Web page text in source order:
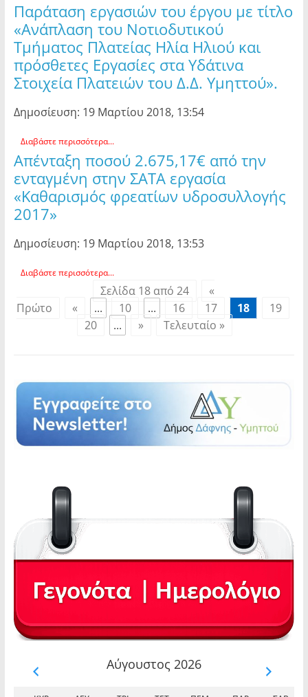
Παράταση εργασιών του έργου με τίτλο
«Ανάπλαση του Νοτιοδυτικού
Τμήματος Πλατείας Ηλία Ηλιού και
πρόσθετες Εργασίες στα Υδάτινα
Στοιχεία Πλατειών του Δ.Δ. Υμηττού».
Δημοσίευση: 19 Μαρτίου 2018, 13:54
Διαβάστε περισσότερα...
Απένταξη ποσού 2.675,17€ από την
ενταγμένη στην ΣΑΤΑ εργασία
«Καθαρισμός φρεατίων υδροσυλλογής
2017»
Δημοσίευση: 19 Μαρτίου 2018, 13:53
Διαβάστε περισσότερα...
Σελίδα 18 από 24
«
Πρώτο
« ... 10 ... 16 17 18
19
20
... » Τελευταίο »
Αύγουστος 2026